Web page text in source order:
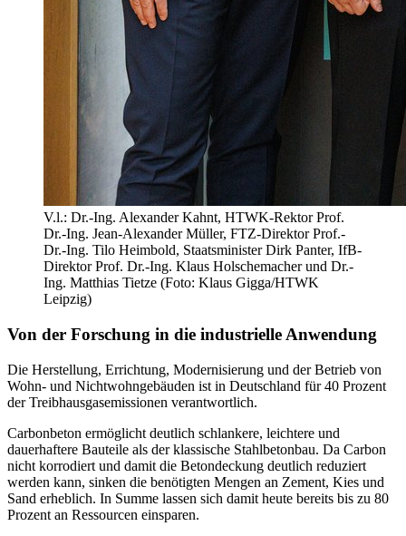
V.l.: Dr.-Ing. Alexander Kahnt, HTWK-Rektor Prof.
Dr.-Ing. Jean-Alexander Müller, FTZ-Direktor Prof.-
Dr.-Ing. Tilo Heimbold, Staatsminister Dirk Panter, IfB-
Direktor Prof. Dr.-Ing. Klaus Holschemacher und Dr.-
Ing. Matthias Tietze (Foto: Klaus Gigga/HTWK
Leipzig)
Von der Forschung in die industrielle Anwendung
Die Herstellung, Errichtung, Modernisierung und der Betrieb von
Wohn- und Nichtwohngebäuden ist in Deutschland für 40 Prozent
der Treibhausgasemissionen verantwortlich.
Carbonbeton ermöglicht deutlich schlankere, leichtere und
dauerhaftere Bauteile als der klassische Stahlbetonbau. Da Carbon
nicht korrodiert und damit die Betondeckung deutlich reduziert
werden kann, sinken die benötigten Mengen an Zement, Kies und
Sand erheblich. In Summe lassen sich damit heute bereits bis zu 80
Prozent an Ressourcen einsparen.